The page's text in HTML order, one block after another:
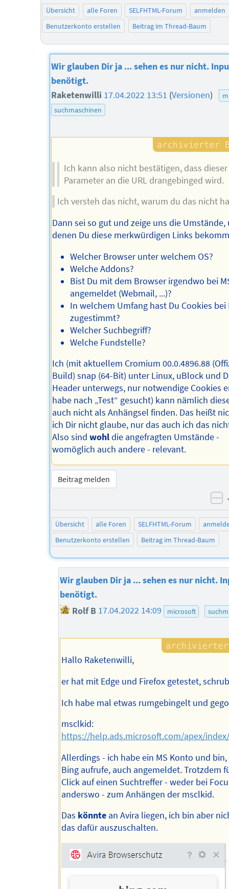
Übersicht alle Foren SELFHTML-Forum
anmelden
Benutzerkonto erstellen
Beitrag im Thread-Baum
Wir glauben Dir ja ... sehen es nur nicht.
benötigt.
Raketenwilli 17.04.2022 13:51 (Versionen)
suchmaschinen
Ich kann also nicht bestätigen, dass dieser
Parameter an die URL drangebinged wird.
Ich versteh das nicht, warum du das nicht
Dann sei so gut und zeige uns die Umstände,
denen Du diese merkwürdigen Links
Welcher Browser unter welchem OS?
Welche Addons?
Bist Du mit dem Browser irgendwo bei
angemeldet (Webmail, ...)?
In welchem Umfang hast Du Cookies bei
zugestimmt?
Welcher Suchbegriff?
Welche Fundstelle?
Ich (mit aktuellem Cromium 00.0.4896.88
Build) snap (64-Bit) unter Linux, uBlock und
Header unterwegs, nur notwendige Cookies
habe nach „Test“ gesucht) kann nämlich
auch nicht als Anhängsel finden. Das heißt
ich Dir nicht glaube, nur das auch ich das
Also sindwohldie angefragten Umstände -
womöglich auch andere - relevant.
Beitrag melden
Übersicht alle Foren SELFHTML-Forum
Benutzerkonto erstellen
Beitrag im Thread-Baum
Wir glauben Dir ja ... sehen es nur nicht.
benötigt.
Rolf B 17.04.2022 14:09 microsoft
Hallo Raketenwilli,
er hat mit Edge und Firefox getestet,
Ich habe mal etwas rumgebingelt und
msclkid:
https://help.ads.microsoft.com/apex/
Allerdings - ich habe ein MS Konto und
Bing aufrufe, auch angemeldet. Trotzdem
Click auf einen Suchtreffer - weder bei
anderswo - zum Anhängen der msclkid.
Das könntean Avira liegen, ich bin aber
das dafür auszuschalten.